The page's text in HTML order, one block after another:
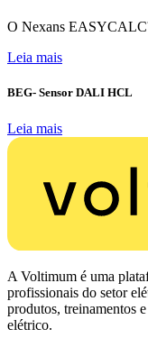
O Nexans
Leia mais
BEG- Sensor DALI HCL
Leia mais
A Voltimum é uma
profissionais do setor
produtos, treinamentos
elétrico.